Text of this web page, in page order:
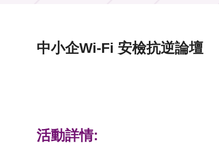
出版
中小企Wi-Fi 安檢抗逆論壇
活動詳情: